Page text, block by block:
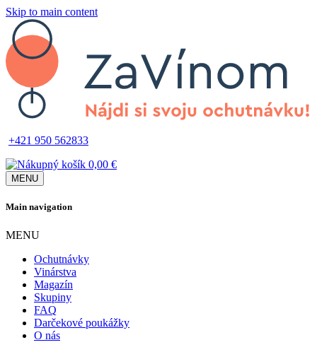
Skip to main content
+421 950 562833
0,00 €
MENU
Main navigation
MENU
Ochutnávky
Vinárstva
Magazín
Skupiny
FAQ
Darčekové poukážky
O nás